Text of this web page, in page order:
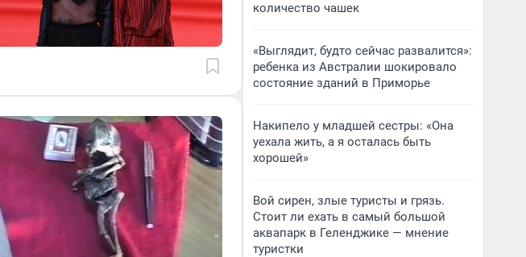
количество чашек
«Выглядит, будто сейчас развалится»:
ребенка из Австралии шокировало
состояние зданий в Приморье
Накипело у младшей сестры: «Она
уехала жить, а я осталась быть
хорошей»
Вой сирен, злые туристы и грязь.
Стоит ли ехать в самый большой
аквапарк в Геленджике — мнение
туристки